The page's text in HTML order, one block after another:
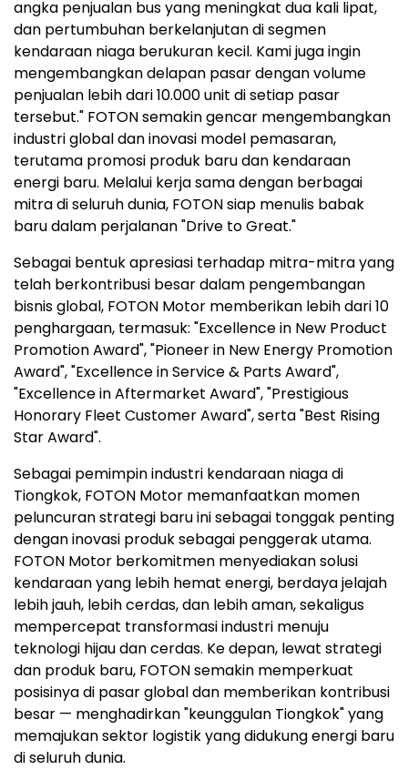
angka penjualan bus yang meningkat dua kali lipat,
dan pertumbuhan berkelanjutan di segmen
kendaraan niaga berukuran kecil. Kami juga ingin
mengembangkan delapan pasar dengan volume
penjualan lebih dari 10.000 unit di setiap pasar
tersebut." FOTON semakin gencar mengembangkan
industri global dan inovasi model pemasaran,
terutama promosi produk baru dan kendaraan
energi baru. Melalui kerja sama dengan berbagai
mitra di seluruh dunia, FOTON siap menulis babak
baru dalam perjalanan "Drive to Great."
Sebagai bentuk apresiasi terhadap mitra-mitra yang
telah berkontribusi besar dalam pengembangan
bisnis global, FOTON Motor memberikan lebih dari 10
penghargaan, termasuk: "Excellence in New Product
Promotion Award", "Pioneer in New Energy Promotion
Award", "Excellence in Service & Parts Award",
"Excellence in Aftermarket Award", "Prestigious
Honorary Fleet Customer Award", serta "Best Rising
Star Award".
Sebagai pemimpin industri kendaraan niaga di
Tiongkok, FOTON Motor memanfaatkan momen
peluncuran strategi baru ini sebagai tonggak penting
dengan inovasi produk sebagai penggerak utama.
FOTON Motor berkomitmen menyediakan solusi
kendaraan yang lebih hemat energi, berdaya jelajah
lebih jauh, lebih cerdas, dan lebih aman, sekaligus
mempercepat transformasi industri menuju
teknologi hijau dan cerdas. Ke depan, lewat strategi
dan produk baru, FOTON semakin memperkuat
posisinya di pasar global dan memberikan kontribusi
besar — menghadirkan "keunggulan Tiongkok" yang
memajukan sektor logistik yang didukung energi baru
di seluruh dunia.